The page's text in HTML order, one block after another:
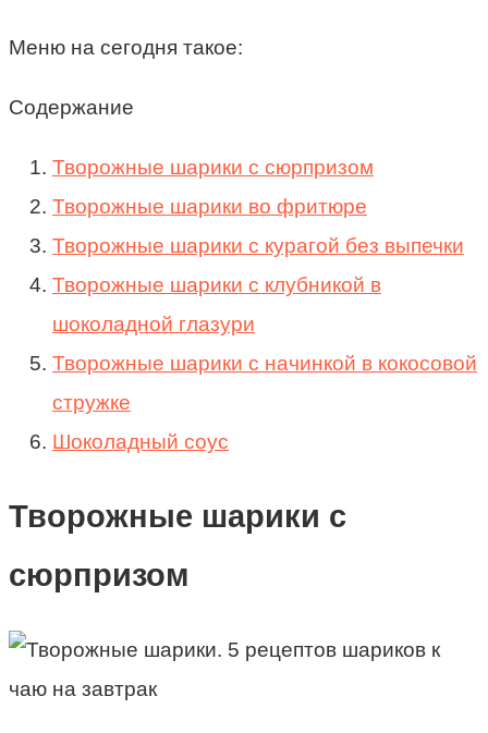
Меню на сегодня такое:
Содержание
Творожные шарики с сюрпризом
Творожные шарики во фритюре
Творожные шарики с курагой без выпечки
Творожные шарики с клубникой в
шоколадной глазури
Творожные шарики с начинкой в кокосовой
стружке
Шоколадный соус
Творожные шарики с
сюрпризом